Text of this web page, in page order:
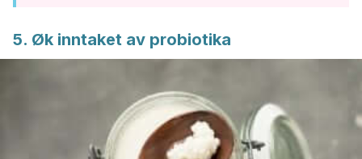
5. Øk inntaket av probiotika